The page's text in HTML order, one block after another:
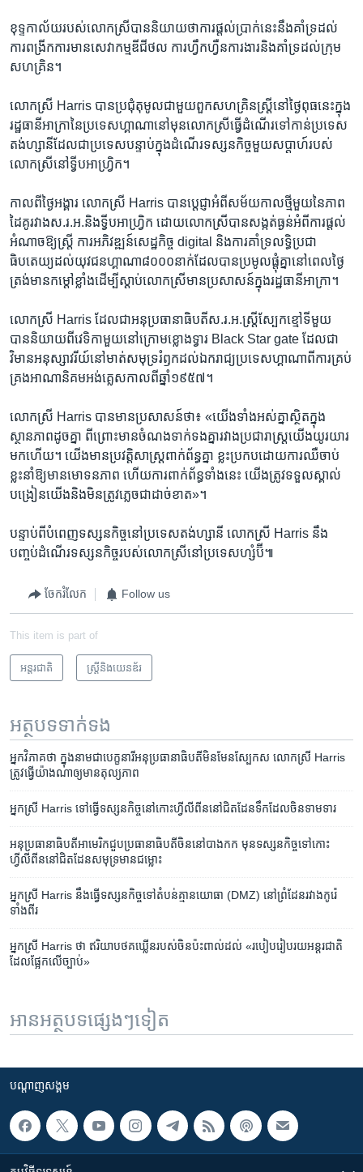
ខុទ្ទកាល័យ​របស់​លោកស្រីបាន​និយាយថា​ការ​ផ្តល់​ប្រាក់​នេះ​នឹង​គាំទ្រ​ដល់​
ការ​ពង្រីកការ​មាន​សេវាកម្ម​ឌីជីថល ​ការ​ហ្វឹកហ្វឺន​ការងារ​និង​គាំទ្រ​ដល់​ក្រុម​
សហគ្រិន។
លោកស្រី Harris ​បានប្រជុំតុ​មូលជាមួយ​ពួក​សហគ្រិន​ស្ត្រីនៅ​ថ្ងៃ​ពុធ​នេះ​ក្នុង​
រដ្ឋធានីអាក្រា​នៃ​ប្រទេស​ហ្គាណានៅមុន​លោកស្រីធ្វើដំណើរ​ទៅ​កាន់​ប្រទេស​
តង់ហ្សានី​ដែល​ជាប្រទេស​បន្ទាប់​ក្នុងដំណើរ​ទស្សនកិច្ចមួយ​សប្តាហ៍​របស់​
លោកស្រី​នៅ​ទ្វីប​អាហ្វ្រិក។​
កាល​ពី​ថ្ងៃ​អង្គារ ​លោកស្រី​ Harris ​បានប្តេជ្ញា​អំពី​សម័យកាលថ្មី​មួយ​នៃ​ភាព​
ដៃគូ​រវាងស.រ.អ.​និង​ទ្វីប​អាហ្វ្រិក ​ដោយលោកស្រី​បានសង្កត់ធ្ងន់អំពីការ​ផ្តល់​
អំណាច​ឱ្យ​ស្ត្រី ការអភិវឌ្ឍន៍សេដ្ឋកិច្ច​ digital និង​ការគាំទ្រលទ្ធិប្រជា
ធិបតេយ្យ​ដល់​យុវជនហ្គាណា​៨០០០​នាក់ដែល​បាន​ប្រមូល​ផ្តុំ​គ្នា​នៅ​ពេល​ថ្ងៃ
ត្រង់មាន​កម្តៅខ្លាំង​ដើម្បី​ស្តាប់​លោកស្រី​មាន​ប្រសាសន៍​ក្នុង​រដ្ឋធានីអាក្រា។
លោកស្រី Harris ដែល​ជាអនុប្រធានាធិបតីស.រ.អ.ស្ត្រី​ស្បែក​ខ្មៅ​ទី​មួយ​
បាន​និយាយពី​វេទិកា​មួយ​នៅ​ក្រោមខ្លោង​ទ្វារ​ Black Star gate ដែល​ជា​
វិមាន​អនុស្សាវរីយ៍នៅ​មាត់​សមុទ្ររំឭក​ដល់​ឯករាជ្យប្រទេស​ហ្គាណា​ពី​ការ​គ្រប់
គ្រងអាណានិគម​អង់គ្លេស​កាលពី​ឆ្នាំ១៩៥៧។
លោកស្រី Harris បាន​មាន​ប្រសាសន៍ថា៖ «យើង​ទាំង​អស់​គ្នា​ស្ថិត​ក្នុង
ស្ថានភាព​ដូចគ្នា ​ពីព្រោះ​មាន​ចំណង​ទាក់ទង​គ្នារវាង​ប្រជារាស្ត្រ​យើងយូរយារ​
មក​ហើយ។ យើង​មាន​ប្រវត្តិសាស្ត្រពាក់ព័ន្ធ​គ្នា​ ខ្លះប្រកប​ដោយ​ការ​ឈឺ​ចាប់​
ខ្លះ​នាំ​ឱ្យ​មាន​មោទនភាព​ ហើយ​ការ​ពាក់ព័ន្ធ​ទាំង​នេះ យើង​ត្រូវ​ទទួល​ស្គាល់​
បង្រៀន​យើងនិង​មិន​ត្រូវភ្លេចជា​ដាច់​ខាត‍»។
បន្ទាប់ពីបំពេញ​ទស្សនកិច្ច​នៅប្រទេស​តង់ហ្សានី​ លោកស្រី Harris នឹង
បញ្ចប់ដំណើរ​ទស្សនកិច្ចរបស់​លោកស្រីនៅ​ប្រទេសហ្សំប៊ី៕
ចែករំលែក Follow us
This item is part of
អន្តរជាតិ ស្ត្រីនិងយេនឌ័រ
អត្ថបទ​ទាក់ទង
អ្នក​វិភាគ​ថា ក្នុង​នាម​ជា​បេក្ខនារី​អនុ​ប្រធានាធិបតី​មិនមែន​ស្បែក​ស លោកស្រី Harris
ត្រូវ​ធ្វើ​យ៉ាង​ណា​ឲ្យ​មាន​តុល្យភាព
អ្នកស្រី Harris ទៅ​ធ្វើ​ទស្សនកិច្ច​នៅ​​កោះ​ហ្វីលីពីន​នៅ​ជិត​ដែន​ទឹក​ដែល​ចិន​ទាមទារ
អនុប្រធានាធិបតី​អាមេរិក​ជួប​​ប្រធានាធិបតី​ចិន​​នៅ​បាងកក​ មុន​ទស្សនកិច្ច​ទៅ​​កោះ​
ហ្វីលីពីន​​នៅ​ជិត​​​​ដែនសមុទ្រ​មាន​ជម្លោះ​​​​
អ្នកស្រី Harris នឹង​ធ្វើ​ទស្សនកិច្ច​ទៅ​តំបន់​គ្មាន​យោធា (DMZ) នៅ​ព្រំដែន​រវាង​កូរ៉េ​
ទាំង​ពីរ
អ្នកស្រី Harris ថា ឥរិយាបថ​គឃ្លើន​របស់​ចិន​ប៉ះពាល់​ដល់ «របៀប​រៀបរយ​អន្តរជាតិ​
ដែល​ផ្អែក​លើ​ច្បាប់»
អានអត្ថបទផ្សេងៗទៀត
បណ្តាញ​សង្គម